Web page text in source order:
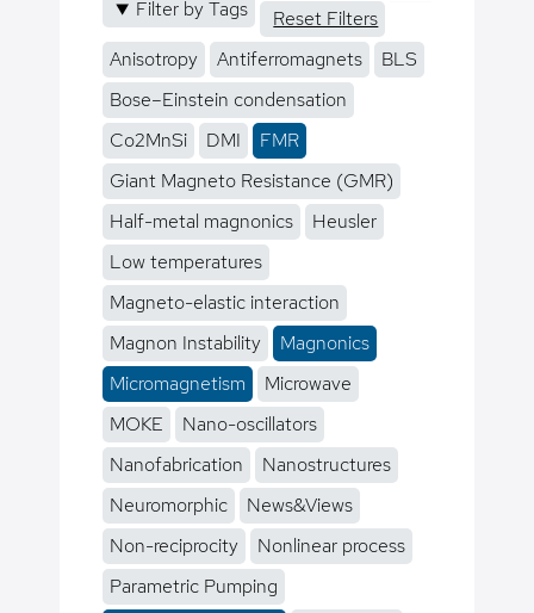
Filter by Tags
Reset Filters
Anisotropy
Antiferromagnets
BLS
Bose–Einstein condensation
Co2MnSi
DMI
FMR
Giant Magneto Resistance (GMR)
Half-metal magnonics
Heusler
Low temperatures
Magneto-elastic interaction
Magnon Instability
Magnonics
Micromagnetism
Microwave
MOKE
Nano-oscillators
Nanofabrication
Nanostructures
Neuromorphic
News&Views
Non-reciprocity
Nonlinear process
Parametric Pumping